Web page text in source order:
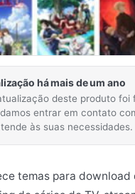
há mais de um ano
deste produto foi
entrar em contato
às suas necessidades.
temas para